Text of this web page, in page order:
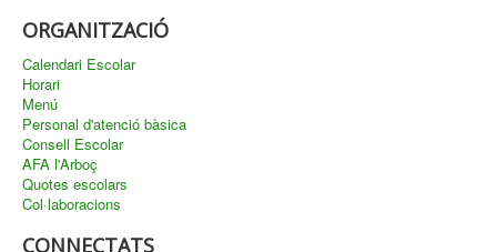
ORGANITZACIÓ
Calendari Escolar
Horari
Menú
Personal d'atenció bàsica
Consell Escolar
AFA l'Arboç
Quotes escolars
Col·laboracions
CONNECTATS